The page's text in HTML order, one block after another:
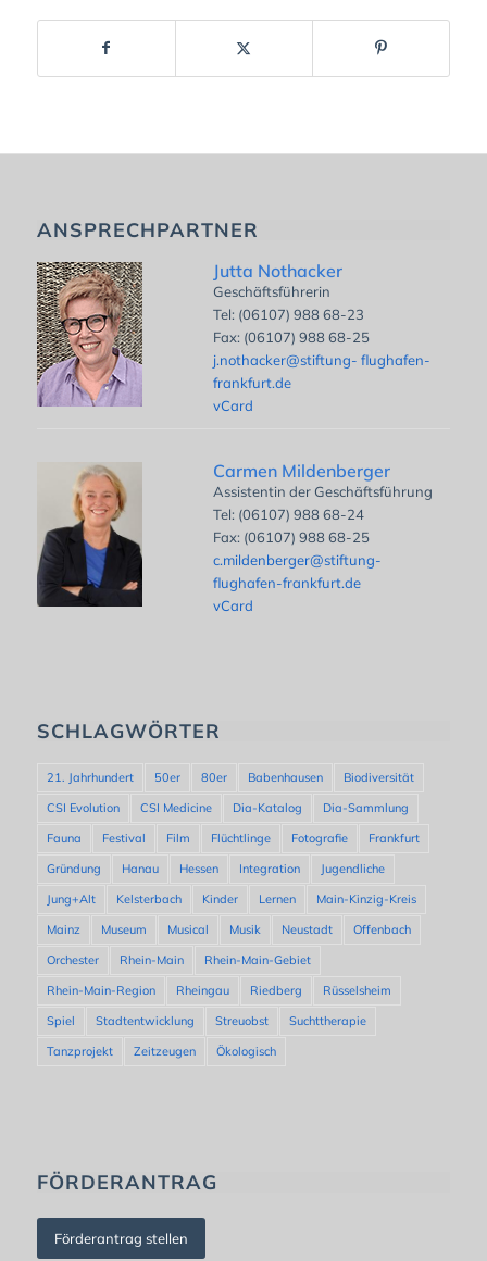
ANSPRECHPARTNER
Jutta Nothacker
Geschäftsführerin
Tel: (06107) 988 68-23
Fax: (06107) 988 68-25
j.nothacker@stiftung- flughafen-
frankfurt.de
vCard
Carmen Mildenberger
Assistentin der Geschäftsführung
Tel: (06107) 988 68-24
Fax: (06107) 988 68-25
c.mildenberger@stiftung-
flughafen-frankfurt.de
vCard
SCHLAGWÖRTER
21. Jahrhundert 50er 80er Babenhausen
Biodiversität
CSI Evolution
CSI Medicine Dia-Katalog
Dia-Sammlung
Fauna
Festival Film Flüchtlinge Fotografie
Frankfurt
Gründung
Hanau Hessen Integration
Jugendliche
Jung+Alt
Kelsterbach Kinder Lernen
Main-Kinzig-Kreis
Mainz
Museum Musical Musik Neustadt
Offenbach
Orchester
Rhein-Main
Rhein-Main-Gebiet
Rhein-Main-Region
Rheingau Riedberg
Rüsselsheim
Spiel
Stadtentwicklung Streuobst
Suchttherapie
Tanzprojekt
Zeitzeugen Ökologisch
FÖRDERANTRAG
Förderantrag stellen